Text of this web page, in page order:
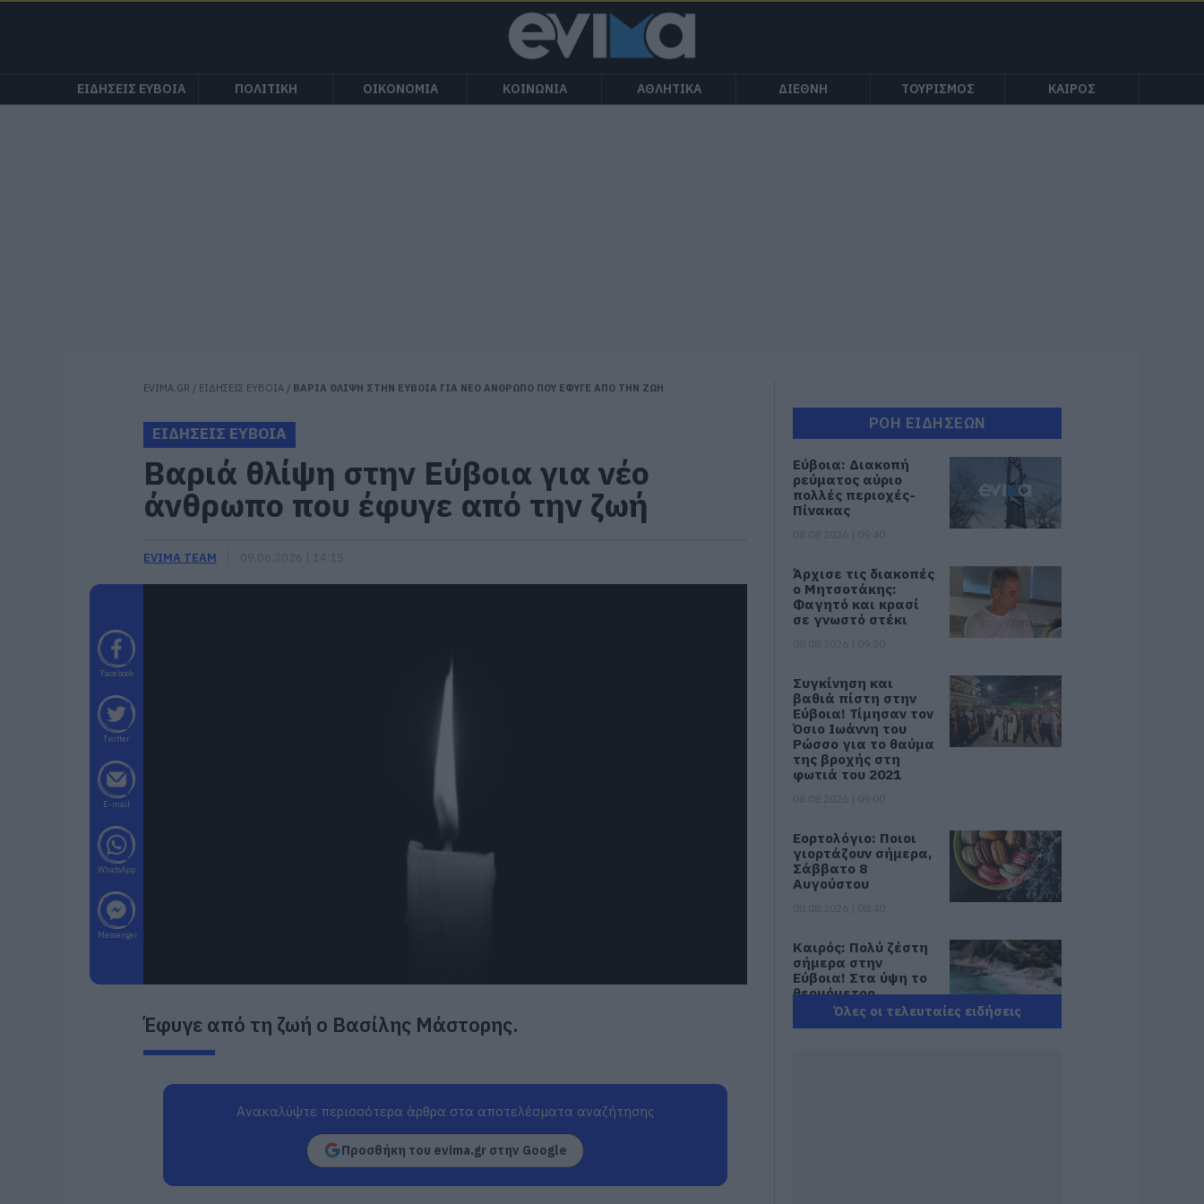
ΕΙΔΗΣΕΙΣ ΕΥΒΟΙΑ ΠΟΛΙΤΙΚΗ ΟΙΚΟΝΟΜΙΑ ΚΟΙΝΩΝΙΑ ΑΘΛΗΤΙΚΑ ΔΙΕΘΝΗ ΤΟΥΡΙΣΜΟΣ ΚΑΙΡΟΣ
EVIMA.GR / ΕΙΔΗΣΕΙΣ ΕΥΒΟΙΑ / ΒΑΡΙΑ ΘΛΙΨΗ ΣΤΗΝ ΕΥΒΟΙΑ ΓΙΑ ΝΕΟ ΑΝΘΡΩΠΟ ΠΟΥ ΕΦΥΓΕ ΑΠΟ ΤΗΝ ΖΩΗ
ΕΙΔΗΣΕΙΣ ΕΥΒΟΙΑ
Βαριά θλίψη στην Εύβοια για νέο
άνθρωπο που έφυγε από την ζωή
EVIMA TEAM
Facebook
Twitter
E-mail
WhatsApp
Messenger
Έφυγε από τη ζωή ο Βασίλης Μάστορης.
Ανακαλύψτε περισσότερα άρθρα στα αποτελέσματα αναζήτησης
Προσθήκη του evima.gr στην Google
ΡΟΗ ΕΙΔΗΣΕΩΝ
Εύβοια: Διακοπή
ρεύματος αύριο
πολλές περιοχές-
Πίνακας
Άρχισε τις διακοπές
ο Μητσοτάκης:
Φαγητό και κρασί
σε γνωστό στέκι
Συγκίνηση και
βαθιά πίστη στην
Εύβοια! Τίμησαν τον
Όσιο Ιωάννη του
Ρώσσο για το θαύμα
της βροχής στη
φωτιά του 2021
Εορτολόγιο: Ποιοι
γιορτάζουν σήμερα,
Σάββατο 8
Αυγούστου
Καιρός: Πολύ ζέστη
σήμερα στην
Εύβοια! Στα ύψη το
θερμόμετρο
08.08.2026 | 08:20
Όλες οι τελευταίες ειδήσεις